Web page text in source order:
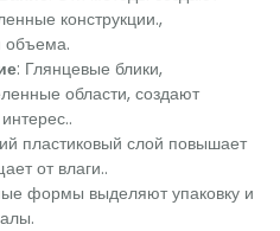
конструкции.,
объема.
: Глянцевые блики,
области, создают
пластиковый слой повышает
от влаги..
формы выделяют упаковку и